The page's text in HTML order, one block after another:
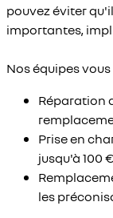
pouvez éviter
importantes,
Nos équipes
Réparation
Prise en
jusqu'à 100 €
les